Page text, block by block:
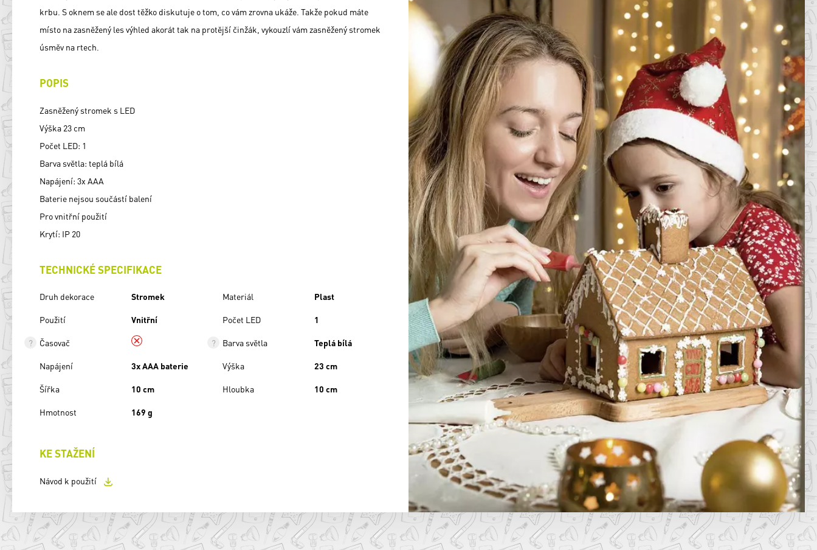
krbu. S oknem se ale dost těžko diskutuje o tom, co vám zrovna ukáže. Takže pokud máte
místo na zasněžený les výhled akorát tak na protější činžák, vykouzlí vám zasněžený stromek
úsměv na rtech.
POPIS
Zasněžený stromek s LED
Výška 23 cm
Počet LED: 1
Barva světla: teplá bílá
Napájení: 3x AAA
Baterie nejsou součástí balení
Pro vnitřní použití
Krytí: IP 20
TECHNICKÉ SPECIFIKACE
Druh dekorace Stromek Materiál Plast
Použití Vnitřní Počet LED 1
Časovač Barva světla Teplá bílá
Napájení 3x AAA baterie Výška 23 cm
Šířka 10 cm Hloubka 10 cm
Hmotnost 169 g
KE STAŽENÍ
Návod k použití